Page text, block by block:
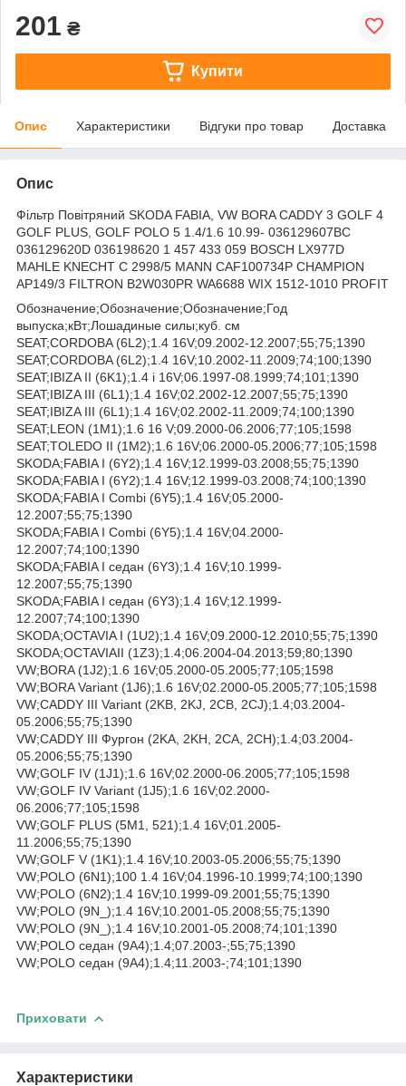
201 ₴
Купити
Опис Характеристики Відгуки про товар Доставка
Опис
Фільтр Повітряний SKODA FABIA, VW BORA CADDY 3 GOLF 4
GOLF PLUS, GOLF POLO 5 1.4/1.6 10.99- 036129607BC
036129620D 036198620 1 457 433 059 BOSCH LX977D
MAHLE KNECHT C 2998/5 MANN CAF100734P CHAMPION
AP149/3 FILTRON B2W030PR WA6688 WIX 1512-1010 PROFIT
Обозначение;Обозначение;Обозначение;Год
выпуска;кВт;Лошадиные силы;куб. см
SEAT;CORDOBA (6L2);1.4 16V;09.2002-12.2007;55;75;1390
SEAT;CORDOBA (6L2);1.4 16V;10.2002-11.2009;74;100;1390
SEAT;IBIZA II (6K1);1.4 i 16V;06.1997-08.1999;74;101;1390
SEAT;IBIZA III (6L1);1.4 16V;02.2002-12.2007;55;75;1390
SEAT;IBIZA III (6L1);1.4 16V;02.2002-11.2009;74;100;1390
SEAT;LEON (1M1);1.6 16 V;09.2000-06.2006;77;105;1598
SEAT;TOLEDO II (1M2);1.6 16V;06.2000-05.2006;77;105;1598
SKODA;FABIA I (6Y2);1.4 16V;12.1999-03.2008;55;75;1390
SKODA;FABIA I (6Y2);1.4 16V;12.1999-03.2008;74;100;1390
SKODA;FABIA I Combi (6Y5);1.4 16V;05.2000-
12.2007;55;75;1390
SKODA;FABIA I Combi (6Y5);1.4 16V;04.2000-
12.2007;74;100;1390
SKODA;FABIA I седан (6Y3);1.4 16V;10.1999-
12.2007;55;75;1390
SKODA;FABIA I седан (6Y3);1.4 16V;12.1999-
12.2007;74;100;1390
SKODA;OCTAVIA I (1U2);1.4 16V;09.2000-12.2010;55;75;1390
SKODA;OCTAVIAII (1Z3);1.4;06.2004-04.2013;59;80;1390
VW;BORA (1J2);1.6 16V;05.2000-05.2005;77;105;1598
VW;BORA Variant (1J6);1.6 16V;02.2000-05.2005;77;105;1598
VW;CADDY III Variant (2KB, 2KJ, 2CB, 2CJ);1.4;03.2004-
05.2006;55;75;1390
VW;CADDY III Фургон (2KA, 2KH, 2CA, 2CH);1.4;03.2004-
05.2006;55;75;1390
VW;GOLF IV (1J1);1.6 16V;02.2000-06.2005;77;105;1598
VW;GOLF IV Variant (1J5);1.6 16V;02.2000-
06.2006;77;105;1598
VW;GOLF PLUS (5M1, 521);1.4 16V;01.2005-
11.2006;55;75;1390
VW;GOLF V (1K1);1.4 16V;10.2003-05.2006;55;75;1390
VW;POLO (6N1);100 1.4 16V;04.1996-10.1999;74;100;1390
VW;POLO (6N2);1.4 16V;10.1999-09.2001;55;75;1390
VW;POLO (9N_);1.4 16V;10.2001-05.2008;55;75;1390
VW;POLO (9N_);1.4 16V;10.2001-05.2008;74;101;1390
VW;POLO седан (9A4);1.4;07.2003-;55;75;1390
VW;POLO седан (9A4);1.4;11.2003-;74;101;1390
Приховати
Характеристики